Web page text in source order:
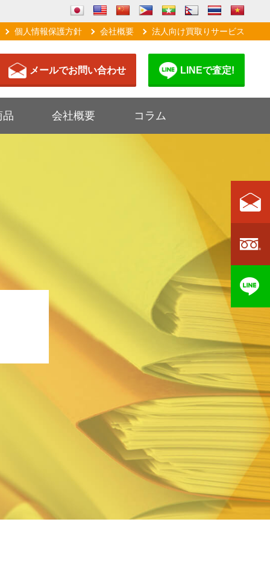
個人情報保護方針 会社概要 法人向け買取りサービス
メールでお問い合わせ LINEで査定!
品 会社概要 コラム